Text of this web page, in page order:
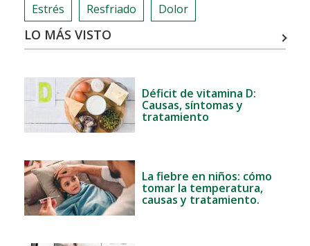
Estrés Resfriado Dolor
LO MÁS VISTO
Déficit de vitamina D:
Causas, síntomas y
tratamiento
La fiebre en niños: cómo
tomar la temperatura,
causas y tratamiento.